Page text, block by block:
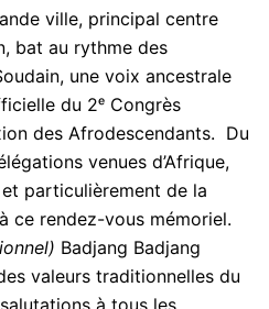
ville, principal centre
bat au rythme des
une voix ancestrale
du 2ᵉ Congrès
des Afrodescendants.
délégations venues
Caraïbes et
ont répondu à ce
Mbombog (Chef
Richard, un des